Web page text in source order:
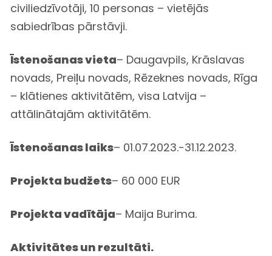
civiliedzīvotāji, 10 personas – vietējās
sabiedrības pārstāvji.
Īstenošanas vieta– Daugavpils, Krāslavas
novads, Preiļu novads, Rēzeknes novads, Rīga
– klātienes aktivitātēm, visa Latvija –
attālinātajām aktivitātēm.
Īstenošanas laiks– 01.07.2023.-31.12.2023.
Projekta budžets– 60 000 EUR
Projekta vadītāja– Maija Burima.
Aktivitātes un rezultāti.